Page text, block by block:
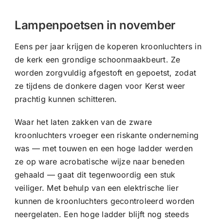
Zoeken
Lampenpoetsen in november
Eens per jaar krijgen de koperen kroonluchters in
de kerk een grondige schoonmaakbeurt. Ze
worden zorgvuldig afgestoft en gepoetst, zodat
ze tijdens de donkere dagen voor Kerst weer
prachtig kunnen schitteren.
Waar het laten zakken van de zware
kroonluchters vroeger een riskante onderneming
was — met touwen en een hoge ladder werden
ze op ware acrobatische wijze naar beneden
gehaald — gaat dit tegenwoordig een stuk
veiliger. Met behulp van een elektrische lier
kunnen de kroonluchters gecontroleerd worden
neergelaten. Een hoge ladder blijft nog steeds